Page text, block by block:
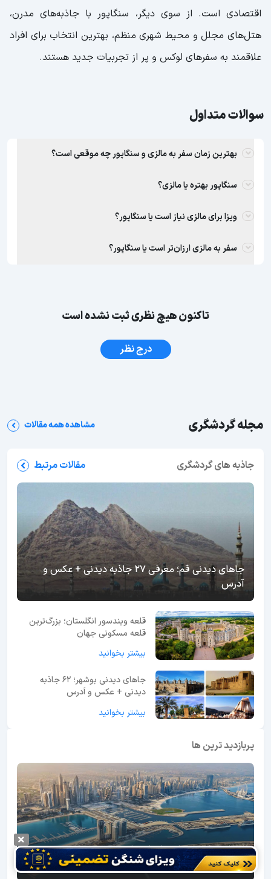
اقتصادی است. از سوی دیگر، سنگاپور با جاذبه‌های مدرن،
هتل‌های مجلل و محیط شهری منظم، بهترین انتخاب برای افراد
علاقمند به سفرهای لوکس و پر از تجربیات جدید هستند.
سوالات متداول
بهترین زمان سفر به مالزی و سنگاپور چه موقعی است؟
سنگاپور بهتره یا مالزی؟
ویزا برای مالزی نیاز است یا سنگاپور؟
سفر به مالزی ارزان‌تر است یا سنگاپور؟
تاکنون هیچ نظری ثبت نشده است
درج نظر
مجله گردشگری مشاهده همه مقالات
جاذبه های گردشگری مقالات مرتبط
جاهای دیدنی قم؛ معرفی 27 جاذبه دیدنی + عکس و
آدرس
قلعه ویندسور انگلستان؛ بزرگ‌ترین
قلعه مسکونی جهان
بیشتر بخوانید
جاهای دیدنی بوشهر؛ 62 جاذبه
دیدنی + عکس و آدرس
بیشتر بخوانید
پربازدید ترین ها
ابوظبی یا دبی؟ راهنمای انتخاب بهترین مقصد سفر در
امارات